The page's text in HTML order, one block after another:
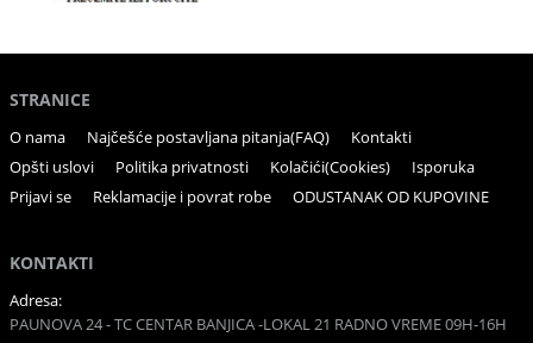
STRANICE
O nama Najčešće postavljana pitanja(FAQ)
Kontakti
Opšti uslovi
Politika privatnosti Kolačići(Cookies)
Isporuka
Prijavi se
Reklamacije i povrat robe ODUSTANAK OD KUPOVINE
KONTAKTI
Adresa:
PAUNOVA 24 - TC CENTAR BANJICA -LOKAL 21 RADNO VREME 09H-16H